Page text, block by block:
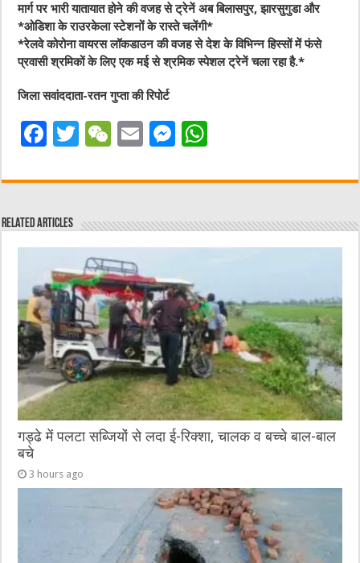
मार्ग पर भारी यातायात होने की वजह से ट्रेनें अब बिलासपुर, झारसुगुडा और
*ओडिशा के राउरकेला स्टेशनों के रास्ते चलेंगी*
*रेलवे कोरोना वायरस लॉकडाउन की वजह से देश के विभिन्न हिस्सों में फंसे
प्रवासी श्रमिकों के लिए एक मई से श्रमिक स्पेशल ट्रेनें चला रहा है.*
जिला सवांददाता-रतन गुप्ता की रिपोर्ट
F
c
e
b
o
o
k
T
it
r
W
C
at
E
ai
M
ss
n
er
at
A
p
Related Articles
गड्ढे में पलटा सब्जियों से लदा ई-रिक्शा, चालक व बच्चे बाल-बाल
बचे
3 hours ago